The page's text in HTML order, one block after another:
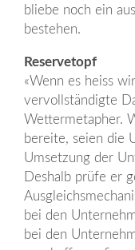
bliebe noch ein
bestehen.
Reservetopf
«Wenn es heiss
vervollständigte
Wettermetapher.
bereite, seien die
Umsetzung der
Deshalb prüfe er
bei den
bei den